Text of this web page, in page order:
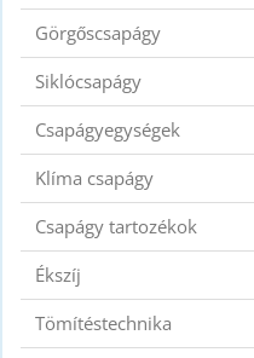
Görgőscsapágy
Siklócsapágy
Csapágyegységek
Klíma csapágy
Csapágy tartozékok
Ékszíj
Tömítéstechnika